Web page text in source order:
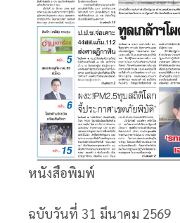
หนังสือพิมพ์
ฉบับวันที่ 31 มีนาคม 2569